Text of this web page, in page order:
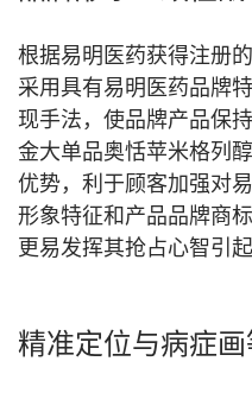
根据易明医药获得注册
采用具有易明医药品牌
现手法，使品牌产品保
金大单品奥恬苹米格列
优势，利于顾客加强对
形象特征和产品品牌商
更易发挥其抢占心智引
精准定位与病症画